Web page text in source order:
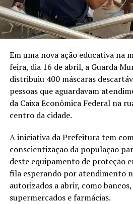
Em uma nova ação educativa na
feira, dia 16 de abril, a Guarda
distribuiu 400 máscaras
pessoas que aguardavam
da Caixa Econômica Federal na
centro da cidade.
A iniciativa da Prefeitura tem
conscientização da população
deste equipamento de proteção
fila esperando por atendimento
autorizados a abrir, como
supermercados e farmácias.